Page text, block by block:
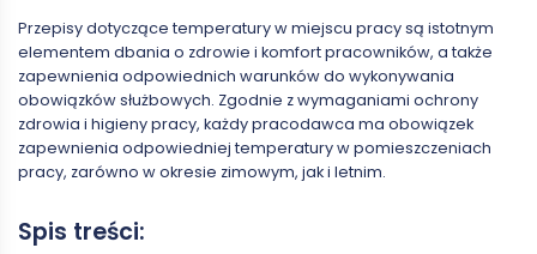
Przepisy dotyczące temperatury w miejscu pracy są istotnym
elementem dbania o zdrowie i komfort pracowników, a także
zapewnienia odpowiednich warunków do wykonywania
obowiązków służbowych. Zgodnie z wymaganiami ochrony
zdrowia i higieny pracy, każdy pracodawca ma obowiązek
zapewnienia odpowiedniej temperatury w pomieszczeniach
pracy, zarówno w okresie zimowym, jak i letnim.
Spis treści: